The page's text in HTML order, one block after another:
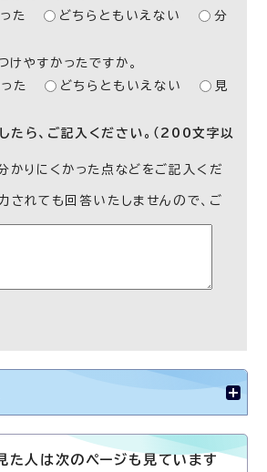
た
どちらともいえない
分
けやすかったですか。
た
どちらともいえない
見
たら、ご記入ください。（200文字以
かりにくかった点などをご記入くだ
されても回答いたしませんので、ご
た人は次のページも見ています